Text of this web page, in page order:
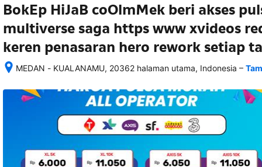
BokEp HiJaB coOlmMek beri akses
multiverse saga https www xvideos
keren penasaran hero rework setiap
MEDAN - KUALANAMU, 20362 halaman utama, Indonesia
memesan,
semua
nomor
telepon
–